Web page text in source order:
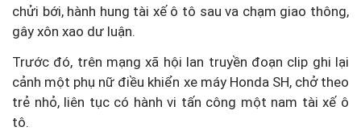
chửi bới, hành hung tài xế ô tô sau va chạm giao thông,
gây xôn xao dư luận.
Trước đó, trên mạng xã hội lan truyền đoạn clip ghi lại
cảnh một phụ nữ điều khiển xe máy Honda SH, chở theo
trẻ nhỏ, liên tục có hành vi tấn công một nam tài xế ô
tô.